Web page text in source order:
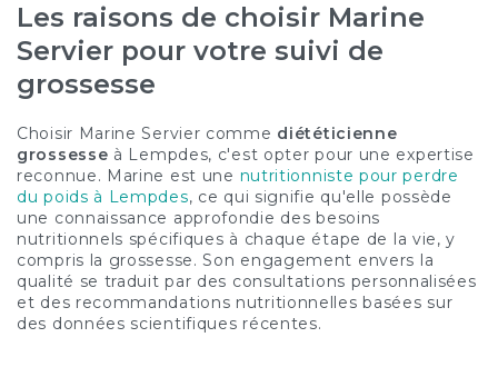
Les raisons de choisir Marine
Servier pour votre suivi de
grossesse
Choisir Marine Servier comme diététicienne
grossesse à Lempdes, c'est opter pour une expertise
reconnue. Marine est une nutritionniste pour perdre
du poids à Lempdes, ce qui signifie qu'elle possède
une connaissance approfondie des besoins
nutritionnels spécifiques à chaque étape de la vie, y
compris la grossesse. Son engagement envers la
qualité se traduit par des consultations personnalisées
et des recommandations nutritionnelles basées sur
des données scientifiques récentes.